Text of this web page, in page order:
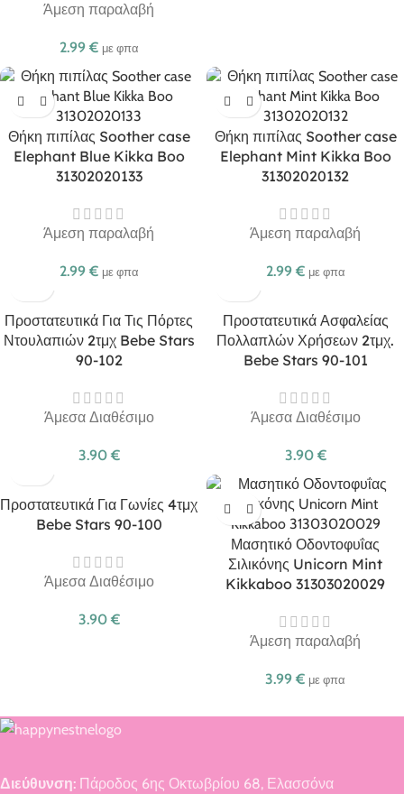
Άμεση παραλαβή
2.99 € με φπα
Θήκη πιπίλας Soother case
Elephant Blue Kikka Boo
31302020133
Άμεση παραλαβή
2.99 € με φπα
Θήκη πιπίλας Soother case
Elephant Mint Kikka Boo
31302020132
Άμεση παραλαβή
2.99 € με φπα
Προστατευτικά Για Τις Πόρτες
Ντουλαπιών 2τμχ Bebe Stars
90-102
Άμεσα Διαθέσιμο
3.90 €
Προστατευτικά Ασφαλείας
Πολλαπλών Χρήσεων 2τμχ.
Bebe Stars 90-101
Άμεσα Διαθέσιμο
3.90 €
Προστατευτικά Για Γωνίες 4τμχ
Bebe Stars 90-100
Άμεσα Διαθέσιμο
3.90 €
Μασητικό Οδοντοφυΐας
Σιλικόνης Unicorn Mint
Kikkaboo 31303020029
Άμεση παραλαβή
3.99 € με φπα
Διεύθυνση: Πάροδος 6ης Οκτωβρίου 68, Ελασσόνα